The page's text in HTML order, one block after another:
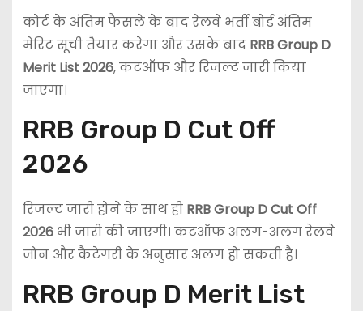
कोर्ट के अंतिम फैसले के बाद रेलवे भर्ती बोर्ड अंतिम
मेरिट सूची तैयार करेगा और उसके बाद RRB Group D
Merit List 2026, कटऑफ और रिजल्ट जारी किया
जाएगा।
RRB Group D Cut Off
2026
रिजल्ट जारी होने के साथ ही RRB Group D Cut Off
2026भी जारी की जाएगी। कटऑफ अलग-अलग रेलवे
जोन और कैटेगरी के अनुसार अलग हो सकती है।
RRB Group D Merit List